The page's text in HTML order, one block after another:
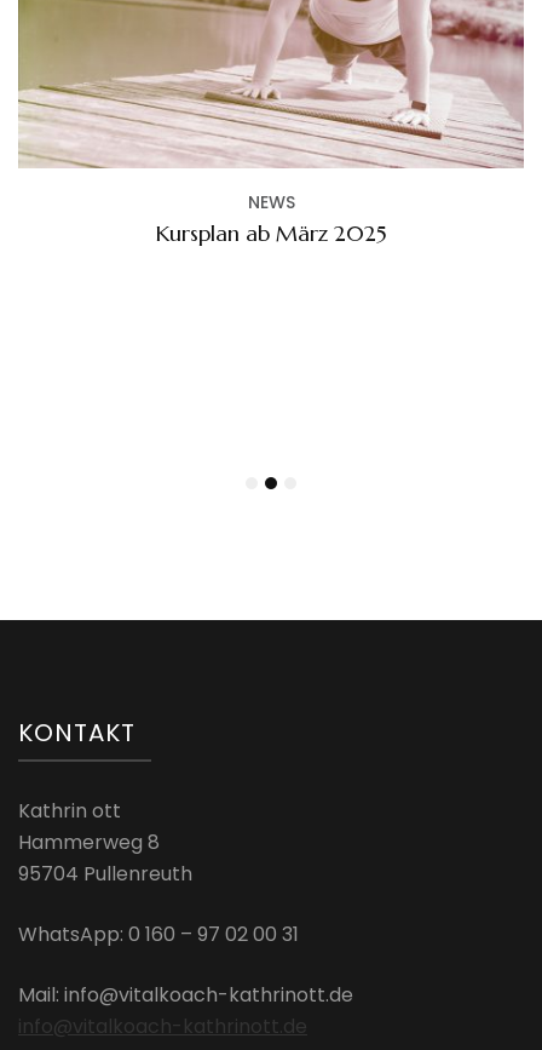
NEWS
Kursplan ab März 2025
KONTAKT
Kathrin ott
Hammerweg 8
95704 Pullenreuth
WhatsApp: 0 160 – 97 02 00 31
Mail: info@vitalkoach-kathrinott.de
info@vitalkoach-kathrinott.de